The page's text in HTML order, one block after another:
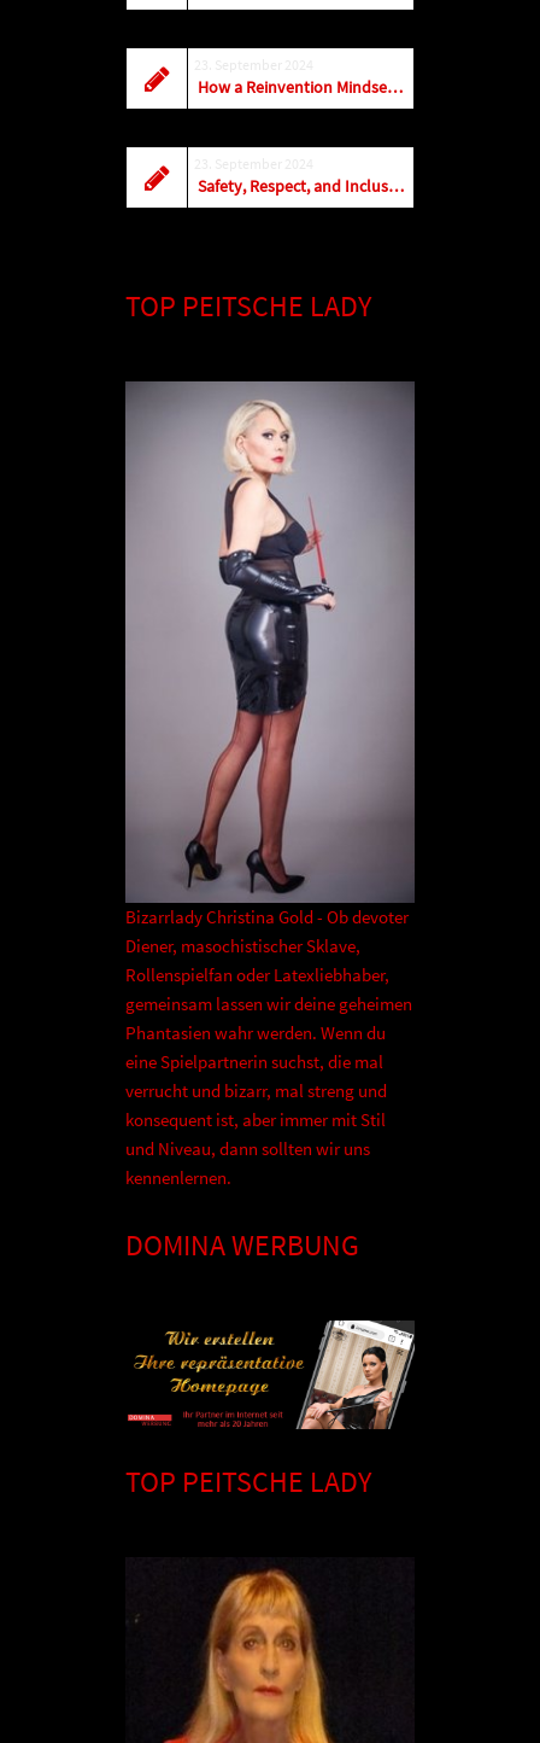
How a Reinvention Mindset Can Turn Setbacks Into Growth
Safety, Respect, and Inclusion: Our Stance Against Harassment at the WE24 Annual Conference & Career Fair
TOP PEITSCHE LADY
Bizarrlady Christina Gold - Ob devoter
Diener, masochistischer Sklave,
Rollenspielfan oder Latexliebhaber,
gemeinsam lassen wir deine geheimen
Phantasien wahr werden. Wenn du
eine Spielpartnerin suchst, die mal
verrucht und bizarr, mal streng und
konsequent ist, aber immer mit Stil
und Niveau, dann sollten wir uns
kennenlernen.
DOMINA WERBUNG
TOP PEITSCHE LADY